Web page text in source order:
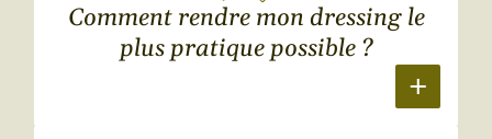
Comment rendre mon dressing le
plus pratique possible ?